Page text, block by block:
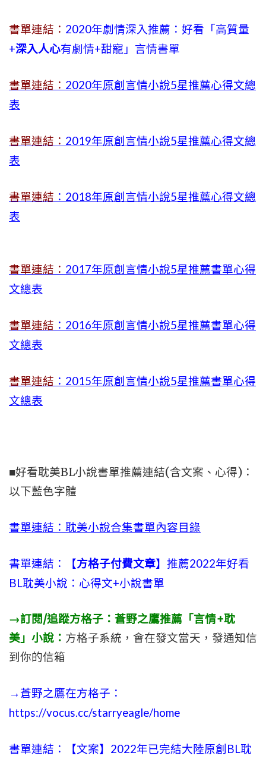
書單連結： 2020年劇情深入推薦：好看「高質量
+深入人心有劇情+甜寵」言情書單
書單連結： 2020年原創言情小說5星推薦心得文總
表
書單連結： 2019年原創言情小說5星推薦心得文總
表
書單連結 ：2018年原創言情小說5星推薦心得文總
表
書單連結： 2017年原創言情小說5星推薦書單心得
文總表
書單連結 ：2016年原創言情小說5星推薦書單心得
文總表
書單連結 ：2015年原創言情小說5星推薦書單心得
文總表
■好看耽美BL小說書單推薦連結(含文案、心得)：
以下藍色字體
書單連結：耽美小說合集書單內容目錄
書單連結：【方格子付費文章】推薦2022年好看
BL耽美小說：心得文+小說書單
→訂閱/追蹤方格子：蒼野之鷹推薦「言情+耽
美」小說： 方格子系統，會在發文當天，發通知信
到你的信箱
→蒼野之鷹在方格子：
https://vocus.cc/starryeagle/home
書單連結：【文案】2022年已完結大陸原創BL耽